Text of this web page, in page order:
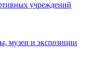
учреждений
музеи и экспозиции